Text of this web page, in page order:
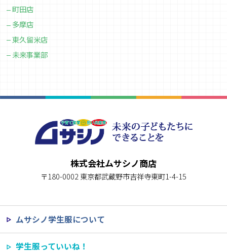
町田店
多摩店
東久留米店
未来事業部
株式会社ムサシノ商店
〒180-0002 東京都武蔵野市吉祥寺東町1-4-15
ムサシノ学生服について
学生服っていいね！